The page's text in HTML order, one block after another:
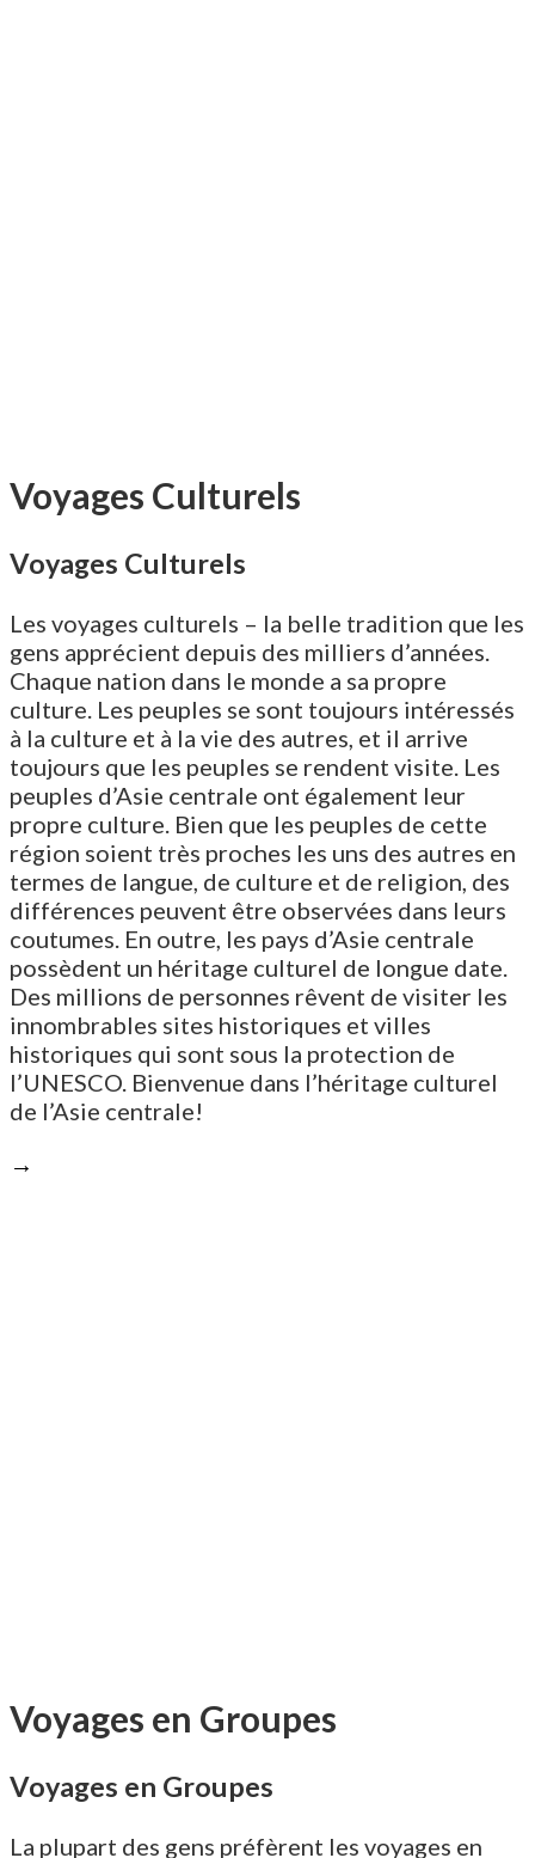
Voyages Culturels
Voyages Culturels
Les voyages culturels – la belle tradition que les
gens apprécient depuis des milliers d’années.
Chaque nation dans le monde a sa propre
culture. Les peuples se sont toujours intéressés
à la culture et à la vie des autres, et il arrive
toujours que les peuples se rendent visite. Les
peuples d’Asie centrale ont également leur
propre culture. Bien que les peuples de cette
région soient très proches les uns des autres en
termes de langue, de culture et de religion, des
différences peuvent être observées dans leurs
coutumes. En outre, les pays d’Asie centrale
possèdent un héritage culturel de longue date.
Des millions de personnes rêvent de visiter les
innombrables sites historiques et villes
historiques qui sont sous la protection de
l’UNESCO. Bienvenue dans l’héritage culturel
de l’Asie centrale!
→
Voyages en Groupes
Voyages en Groupes
La plupart des gens préfèrent les voyages en